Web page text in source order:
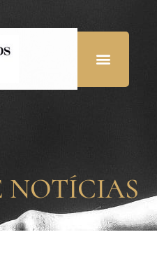
NOTÍCIAS